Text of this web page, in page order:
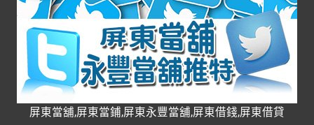
屏東當舖,屏東當鋪,屏東永豐當舖,屏東借錢,屏東借貸